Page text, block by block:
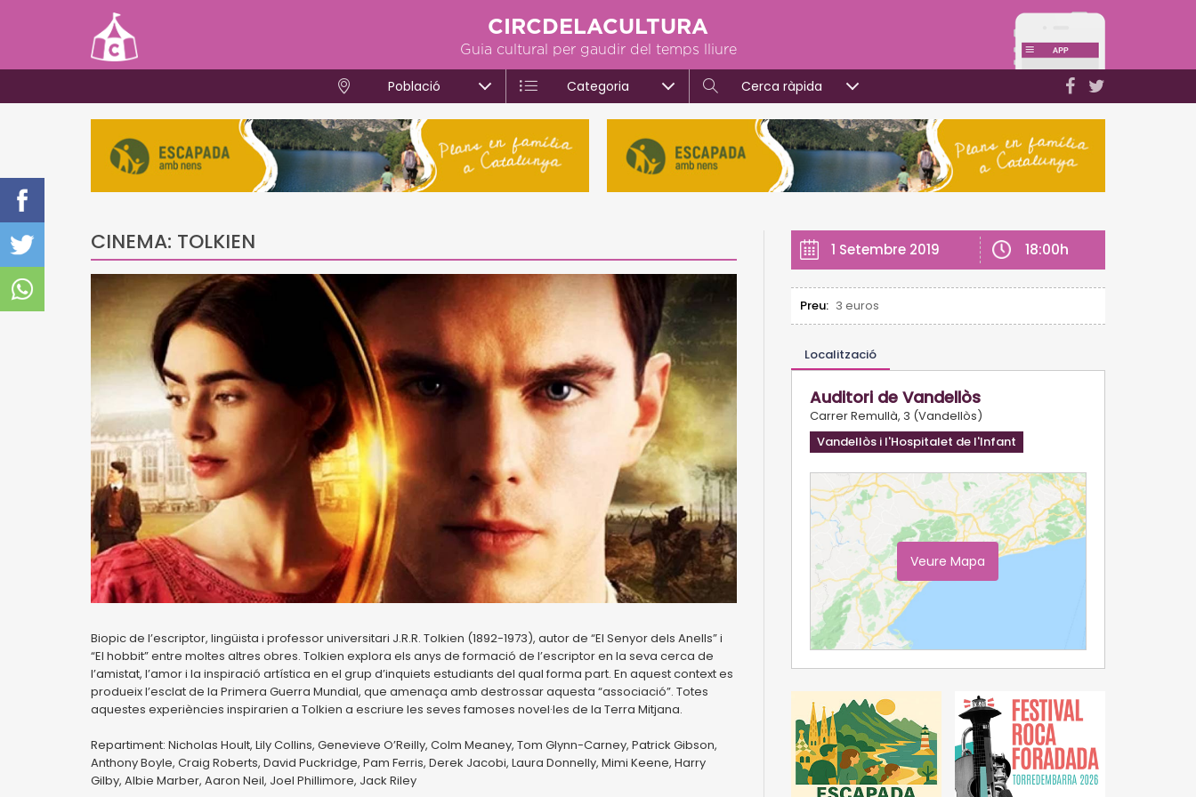
CIRCDELACULTURA
Guia cultural per gaudir del temps lliure
Població Categoria Cerca ràpida
CINEMA: TOLKIEN
Biopic de l’escriptor, lingüista i professor universitari J.R.R. Tolkien (1892-1973), autor de “El Senyor dels Anells” i
“El hobbit” entre moltes altres obres. Tolkien explora els anys de formació de l’escriptor en la seva cerca de
l’amistat, l’amor i la inspiració artística en el grup d’inquiets estudiants del qual forma part. En aquest context es
produeix l’esclat de la Primera Guerra Mundial, que amenaça amb destrossar aquesta “associació”. Totes
aquestes experiències inspirarien a Tolkien a escriure les seves famoses novel·les de la Terra Mitjana.
Repartiment: Nicholas Hoult, Lily Collins, Genevieve O’Reilly, Colm Meaney, Tom Glynn-Carney, Patrick Gibson,
Anthony Boyle, Craig Roberts, David Puckridge, Pam Ferris, Derek Jacobi, Laura Donnelly, Mimi Keene, Harry
Gilby, Albie Marber, Aaron Neil, Joel Phillimore, Jack Riley
1 Setembre 2019 18:00h
Preu: 3 euros
Localització
Auditori de Vandellòs
Carrer Remullà, 3 (Vandellòs)
Vandellòs i l'Hospitalet de l'Infant
Veure Mapa